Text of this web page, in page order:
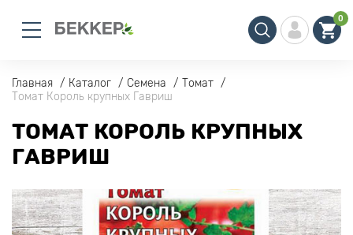
0
Главная Каталог Семена
Томат
Томат Король крупных Гавриш
ТОМАТ КОРОЛЬ КРУПНЫХ
ГАВРИШ